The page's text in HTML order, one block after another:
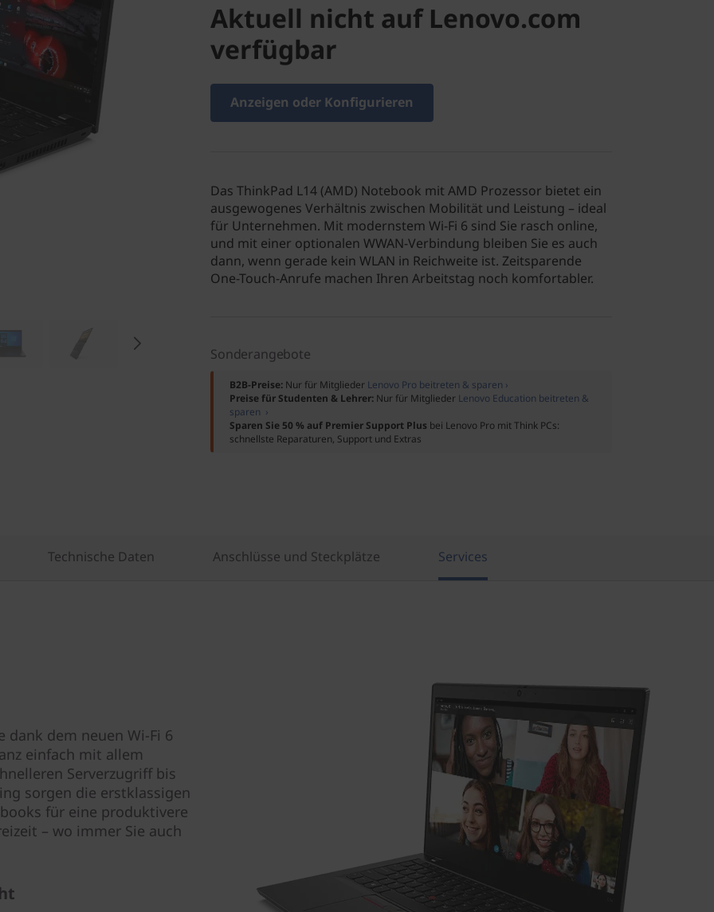
Aktuell nicht auf Lenovo.com
verfügbar
Anzeigen oder Konfigurieren
Das ThinkPad L14 (AMD) Notebook mit AMD Prozessor bietet ein
ausgewogenes Verhältnis zwischen Mobilität und Leistung – ideal
für Unternehmen. Mit modernstem Wi-Fi 6 sind Sie rasch online,
und mit einer optionalen WWAN-Verbindung bleiben Sie es auch
dann, wenn gerade kein WLAN in Reichweite ist. Zeitsparende
One-Touch-Anrufe machen Ihren Arbeitstag noch komfortabler.
Sonderangebote
B2B-Preise: Nur für Mitglieder Lenovo Pro beitreten & sparen ›
Preise für Studenten & Lehrer: Nur für Mitglieder Lenovo Education beitreten &
sparen ›
Sparen Sie 50 % auf Premier Support Plus bei Lenovo Pro mit Think PCs:
schnellste Reparaturen, Support und Extras
Technische Daten Anschlüsse und Steckplätze Services
dank dem neuen Wi-Fi 6
einfach mit allem
Serverzugriff bis
sorgen die erstklassigen
für eine produktivere
– wo immer Sie auch